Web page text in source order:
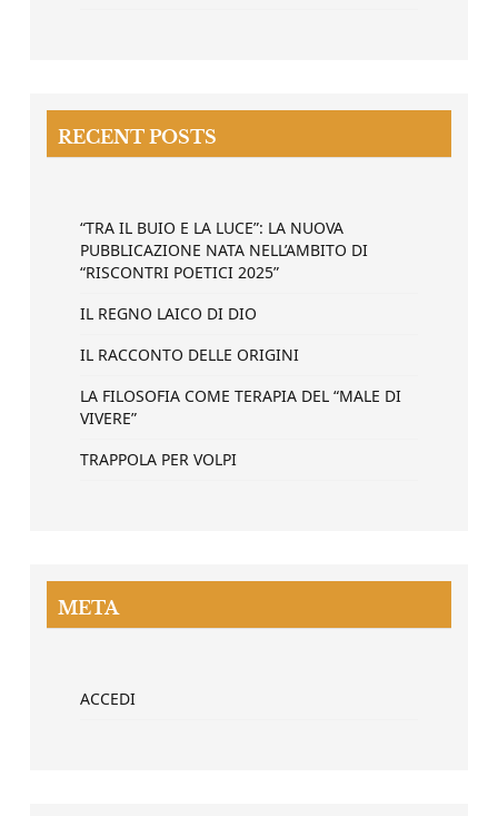
RECENT POSTS
“TRA IL BUIO E LA LUCE”: LA NUOVA
PUBBLICAZIONE NATA NELL’AMBITO DI
“RISCONTRI POETICI 2025”
IL REGNO LAICO DI DIO
IL RACCONTO DELLE ORIGINI
LA FILOSOFIA COME TERAPIA DEL “MALE DI
VIVERE”
TRAPPOLA PER VOLPI
META
ACCEDI